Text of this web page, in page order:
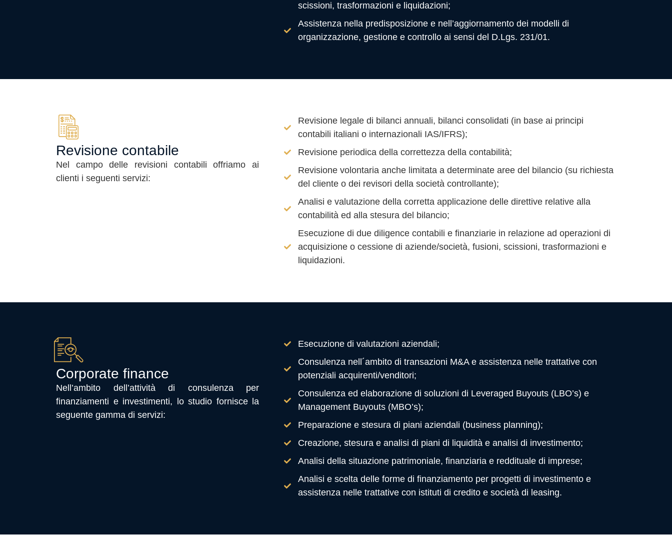
scissioni, trasformazioni e liquidazioni;
Assistenza nella predisposizione e nell’aggiornamento dei modelli di
organizzazione, gestione e controllo ai sensi del D.Lgs. 231/01.
Revisione contabile
Nel campo delle revisioni contabili offriamo ai
clienti i seguenti servizi:
Revisione legale di bilanci annuali, bilanci consolidati (in base ai principi
contabili italiani o internazionali IAS/IFRS);
Revisione periodica della correttezza della contabilità;
Revisione volontaria anche limitata a determinate aree del bilancio (su richiesta
del cliente o dei revisori della società controllante);
Analisi e valutazione della corretta applicazione delle direttive relative alla
contabilità ed alla stesura del bilancio;
Esecuzione di due diligence contabili e finanziarie in relazione ad operazioni di
acquisizione o cessione di aziende/società, fusioni, scissioni, trasformazioni e
liquidazioni.
Corporate finance
Nell’ambito dell’attività di consulenza per
finanziamenti e investimenti, lo studio fornisce la
seguente gamma di servizi:
Esecuzione di valutazioni aziendali;
Consulenza nell´ambito di transazioni M&A e assistenza nelle trattative con
potenziali acquirenti/venditori;
Consulenza ed elaborazione di soluzioni di Leveraged Buyouts (LBO’s) e
Management Buyouts (MBO’s);
Preparazione e stesura di piani aziendali (business planning);
Creazione, stesura e analisi di piani di liquidità e analisi di investimento;
Analisi della situazione patrimoniale, finanziaria e reddituale di imprese;
Analisi e scelta delle forme di finanziamento per progetti di investimento e
assistenza nelle trattative con istituti di credito e società di leasing.